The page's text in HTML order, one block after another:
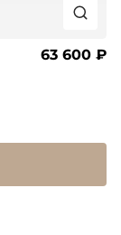
63 600 ₽